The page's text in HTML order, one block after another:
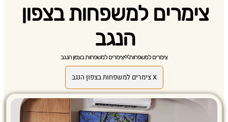
צימרים למשפחות בצפון
הנגב
צימרים למשפחות>>צימרים למשפחות בצפון הנגב
X צימרים למשפחות בצפון הנגב